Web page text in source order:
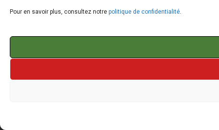
Pour en savoir plus, consultez notre politique de confidentialité.